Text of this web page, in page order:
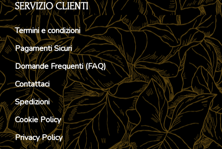
SERVIZIO CLIENTI
Termini e condizioni
Pagamenti Sicuri
Domande Frequenti (FAQ)
Contattaci
Spedizioni
Cookie Policy
Privacy Policy